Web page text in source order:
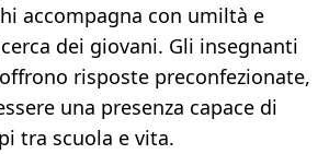
accompagna con umiltà e
dei giovani. Gli insegnanti
risposte preconfezionate,
una presenza capace di
tra scuola e vita.